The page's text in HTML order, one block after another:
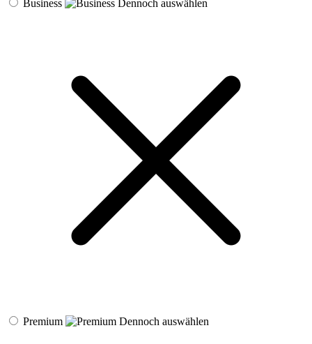
Business Dennoch auswählen
Premium Dennoch auswählen